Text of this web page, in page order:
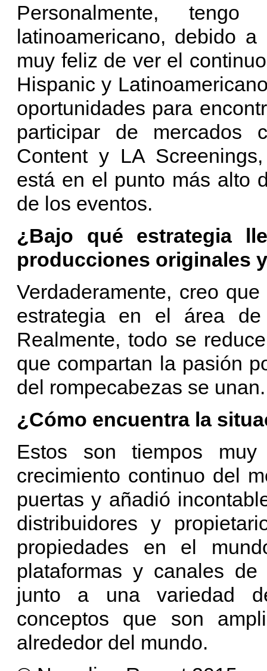
Personalmente,
latinoamericano, debido
muy feliz de ver el
Hispanic y
oportunidades para
participar de mercados
Content y LA
está en el punto más alto
de los eventos.
¿Bajo qué estrategia
producciones originales
Verdaderamente, creo
estrategia en el área de
Realmente, todo se
que compartan la pasión
del rompecabezas se unan.
¿Cómo encuentra la
Estos son tiempos
crecimiento continuo del
puertas y añadió
distribuidores y
propiedades en el
plataformas y canales
junto a una variedad
conceptos que son
alrededor del mundo.